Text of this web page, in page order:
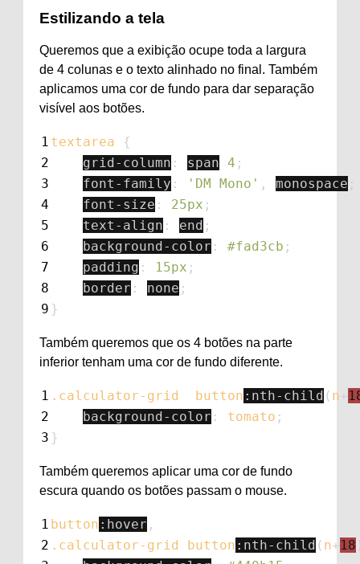
Estilizando a tela
Queremos que a exibição ocupe toda a largura
de 4 colunas e o texto alinhado no final. Também
aplicamos uma cor de fundo para dar separação
visível aos botões.
1 textarea
{
2
grid-column : span 4 ;
3
font-family : 'DM Mono' , monospace
4
font-size : 25px ;
5
text-align : end ;
6
background-color : #fad3cb ;
7
padding : 15px ;
8
border : none ;
9 }
Também queremos que os 4 botões na parte
inferior tenham uma cor de fundo diferente.
1 .calculator-grid button :nth-child ( n
2
background-color : tomato ;
3 }
Também queremos aplicar uma cor de fundo
escura quando os botões passam o mouse.
1 button :hover ,
2 .calculator-grid button :nth-child ( n+ 18